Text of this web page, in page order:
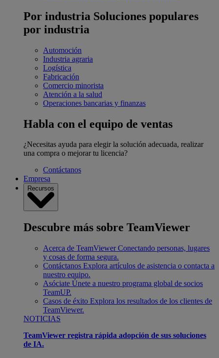
Por industria Soluciones populares
por industria
Automoción
Industria agraria
Logística
Fabricación
Comercio minorista
Atención a la salud
Operaciones bancarias y finanzas
Habla con el equipo de ventas
¿Necesitas ayuda para elegir la solución adecuada, realizar
una compra o mejorar tu licencia?
Contáctanos
Empresa
Recursos
Descubre más sobre TeamViewer
Acerca de TeamViewer Conectando personas, lugares
y cosas de forma segura.
Contáctanos Explora artículos de asistencia o contacta a
nuestro equipo.
Asóciate Únete a nuestro programa global de socios
TeamUP.
Casos de éxito Explora los resultados de los clientes de
TeamViewer.
NOTICIAS
TeamViewer registra rápida adopción de sus soluciones
de IA.